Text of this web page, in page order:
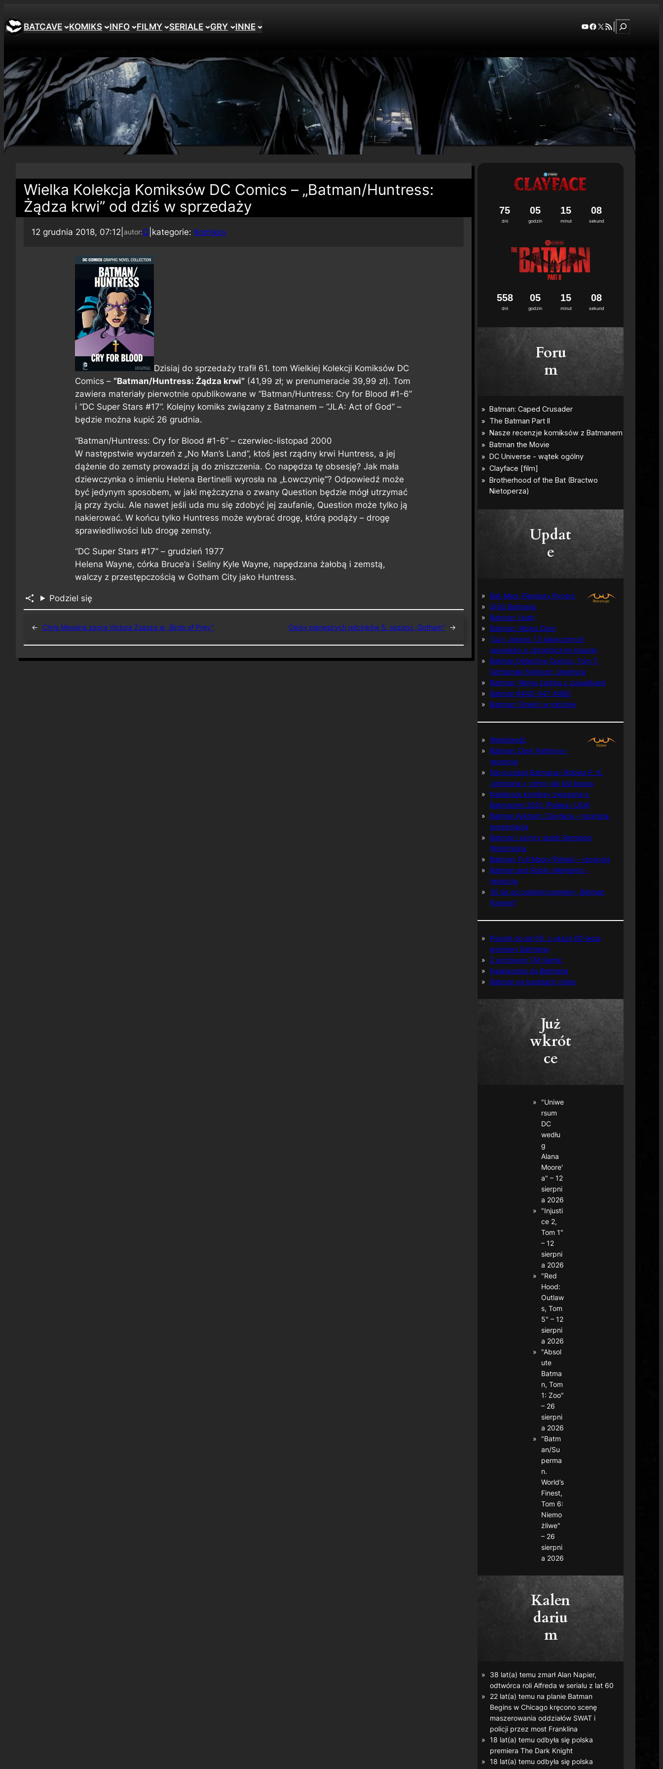
BATCAVE KOMIKS INFO FILMY SERIALE GRY INNE YouTube
Facebook
X RSS FeedSzukaj
Wielka Kolekcja Komiksów DC Comics – „Batman/Huntress:
Żądza krwi” od dziś w sprzedaży
12 grudnia 2018, 07:12 autor:Q kategorie: Komiksy
Dzisiaj do sprzedaży trafił 61. tom Wielkiej Kolekcji Komiksów DC
Comics – “Batman/Huntress: Żądza krwi” (41,99 zł; w prenumeracie 39,99 zł). Tom
zawiera materiały pierwotnie opublikowane w “Batman/Huntress: Cry for Blood #1-6”
i “DC Super Stars #17”. Kolejny komiks związany z Batmanem – “JLA: Act of God” –
będzie można kupić 26 grudnia.
“Batman/Huntress: Cry for Blood #1-6” – czerwiec-listopad 2000
W następstwie wydarzeń z „No Man’s Land”, ktoś jest rządny krwi Huntress, a jej
dążenie do zemsty prowadzi ją do zniszczenia. Co napędza tę obsesję? Jak mała
dziewczynka o imieniu Helena Bertinelli wyrosła na „Łowczynię”? Odpowiedź może
być jedynym sposobem, w jaki mężczyzna o zwany Question będzie mógł utrzymać
ją przy życiu. Ale nawet jeśli uda mu się zdobyć jej zaufanie, Question może tylko ją
nakierować. W końcu tylko Huntress może wybrać drogę, którą podąży – drogę
sprawiedliwości lub drogę zemsty.
“DC Super Stars #17” – grudzień 1977
Helena Wayne, córka Bruce’a i Seliny Kyle Wayne, napędzana żałobą i zemstą,
walczy z przestępczością w Gotham City jako Huntress.
Podziel się
← Chris Messina zagra Victora Zsasza w „Birds of Prey” Opisy pierwszych odcinków 5. sezonu „Gotham” →
dni
75
godzin
05
minut
15
sekund
07
dni
558
godzin
05
minut
15
sekund
07
Foru
m
Updat
e
Bat-Man: Pierwszy Rycerz
Grób Batmana
Batman: Hush
Batman: Wojna Cieni
Tuzy Jokera: 13 klasycznych
opowieści o zbrodniczym klaunie
Batman Detective Comics, Tom 1:
Gothamski Nokturn: Uwertura
Batman: Wojna żartów z zagadkami
Batman #445-447, #480
Batman: Śmierć w rodzinie
Wątpliwość
Batman: Dark Patterns –
recenzja
Nie prześpij Batmana i Robina P. K.
Johnsona + zimny jak lód bonus
Najlepsze komiksy związane z
Batmanem 2025 (Polska i USA)
Batman Arkham: Clayface – recenzja,
prezentacja
Batman i ukryty skarb Berniego
Wrightsona
Batman: Full Moon (Pełnia) – recenzja
Batman and Robin: Memento –
recenzja
30 lat od polskiej premiery „Batman
Forever”
Powrót do lat 60. z okazji 60-lecia
premiery Batmana
Z archiwum TM-Semic
Nawiązania do Batmana
Batman na kasetach video
Już
wkrót
ce
"Uniwe
rsum
DC
wedłu
g
Alana
Moore'
a" – 12
sierpni
a 2026
"Injusti
ce 2,
Tom 1"
– 12
sierpni
a 2026
"Red
Hood:
Outlaw
s, Tom
5" – 12
sierpni
a 2026
"Absol
ute
Batma
n, Tom
1: Zoo"
– 26
sierpni
a 2026
"Batm
an/Su
perma
n.
World’s
Finest,
Tom 6:
Niemo
żliwe"
– 26
sierpni
a 2026
Kalen
dariu
m
38 lat(a) temu zmarł Alan Napier,
odtwórca roli Alfreda w serialu z lat 60
22 lat(a) temu na planie Batman
Begins w Chicago kręcono scenę
maszerowania oddziałów SWAT i
policji przez most Franklina
18 lat(a) temu odbyła się polska
premieraThe Dark Knight
18 lat(a) temu odbyła się polska